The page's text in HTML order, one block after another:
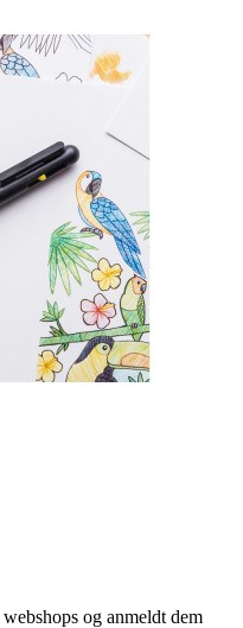
og anmeldt dem